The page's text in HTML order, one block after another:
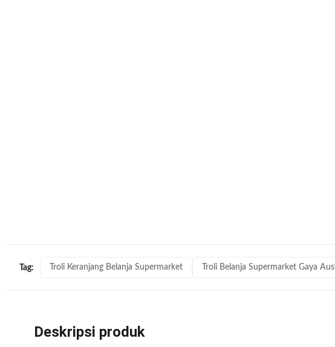
Tag: Troli Keranjang Belanja Supermarket Troli Belanja Supermarket Gaya
Deskripsi produk